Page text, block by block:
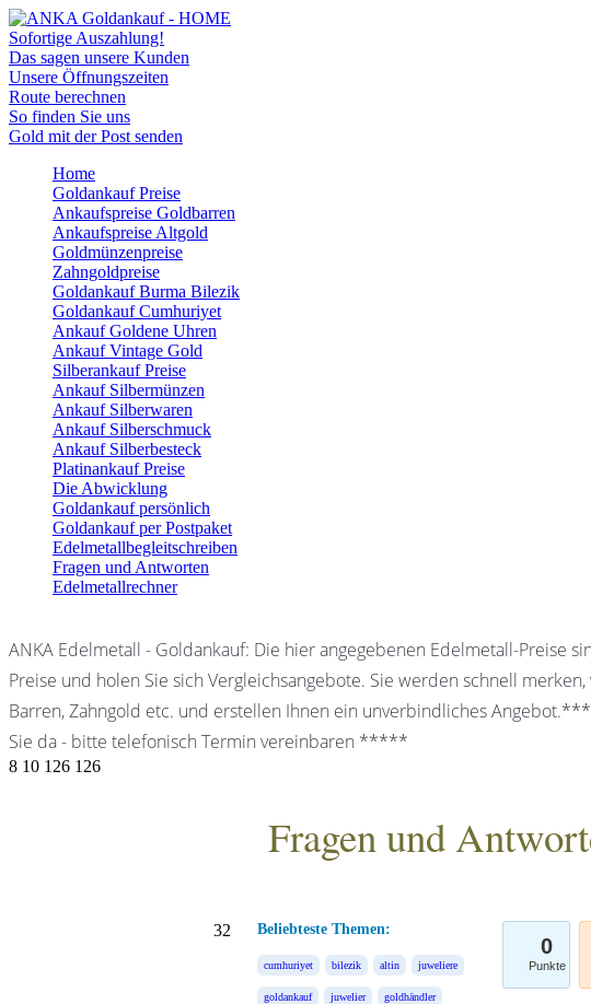
Sofortige Auszahlung!
Das sagen unsere Kunden
Unsere Öffnungszeiten
Route berechnen
So finden Sie uns
Gold mit der Post senden
Home
Goldankauf Preise
Ankaufspreise Goldbarren
Ankaufspreise Altgold
Goldmünzenpreise
Zahngoldpreise
Goldankauf Burma Bilezik
Goldankauf Cumhuriyet
Ankauf Goldene Uhren
Ankauf Vintage Gold
Silberankauf Preise
Ankauf Silbermünzen
Ankauf Silberwaren
Ankauf Silberschmuck
Ankauf Silberbesteck
Platinankauf Preise
Die Abwicklung
Goldankauf persönlich
Goldankauf per Postpaket
Edelmetallbegleitschreiben
Fragen und Antworten
Edelmetallrechner
ANKA Edelmetall - Goldankauf: Die hier angegebenen Edelmetall-Preise
Preise und holen Sie sich Vergleichsangebote. Sie werden schnell
Barren, Zahngold etc. und erstellen Ihnen ein unverbindliches
Sie da - bitte telefonisch Termin vereinbaren *****
8 10 126 126
Fragen und
Beliebteste Themen:
cumhuriyet bilezik altin juweliere
goldankauf juwelier goldhändler
0
Punkte
32